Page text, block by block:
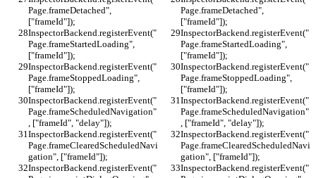
Page.frameDetached",
["frameId"]);
Page.frameDetached",
["frameId"]);
InspectorBackend.registerEvent("
Page.frameStartedLoading",
["frameId"]);
InspectorBackend.registerEvent("
Page.frameStartedLoading",
["frameId"]);
InspectorBackend.registerEvent("
Page.frameStoppedLoading",
["frameId"]);
InspectorBackend.registerEvent("
Page.frameStoppedLoading",
["frameId"]);
InspectorBackend.registerEvent("
Page.frameScheduledNavigation"
, ["frameId", "delay"]);
InspectorBackend.registerEvent("
Page.frameScheduledNavigation"
, ["frameId", "delay"]);
InspectorBackend.registerEvent("
Page.frameClearedScheduledNavi
gation", ["frameId"]);
InspectorBackend.registerEvent("
Page.frameClearedScheduledNavi
gation", ["frameId"]);
InspectorBackend.registerEvent("
InspectorBackend.registerEvent("